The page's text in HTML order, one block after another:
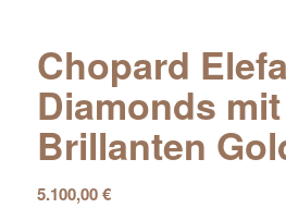
Chopard
Diamonds mit
Brillanten
5.100,00€